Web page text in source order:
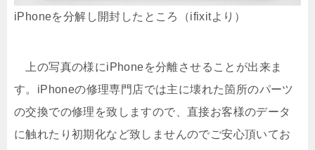
iPhoneを分解し開封したところ（ifixitより）
上の写真の様にiPhoneを分離させることが出来ま
す。iPhoneの修理専門店では主に壊れた箇所のパーツ
の交換での修理を致しますので、直接お客様のデータ
に触れたり初期化など致しませんのでご安心頂いてお